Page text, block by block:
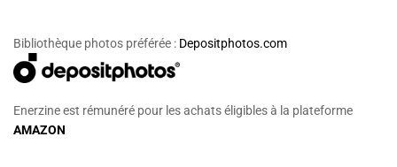
Bibliothèque photos préférée : Depositphotos.com
Enerzine est rémunéré pour les achats éligibles à la plateforme
AMAZON